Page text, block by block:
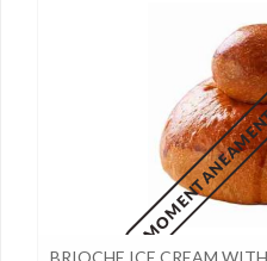
BRIOCHE ICE CREAM